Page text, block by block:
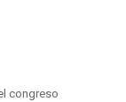
congreso